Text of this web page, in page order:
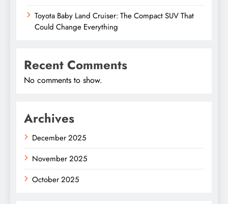
Toyota Baby Land Cruiser: The Compact SUV That
Could Change Everything
Recent Comments
No comments to show.
Archives
December 2025
November 2025
October 2025